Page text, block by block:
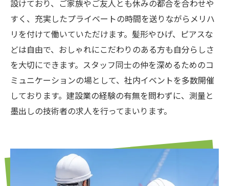
設けており、ご家族やご友人とも休みの都合を合わせや
すく、充実したプライベートの時間を送りながらメリハ
リを付けて働いていただけます。髪形やひげ、ピアスな
どは自由で、おしゃれにこだわりのある方も自分らしさ
を大切にできます。スタッフ同士の仲を深めるためのコ
ミュニケーションの場として、社内イベントを多数開催
しております。建設業の経験の有無を問わずに、測量と
墨出しの技術者の求人を行ってまいります。